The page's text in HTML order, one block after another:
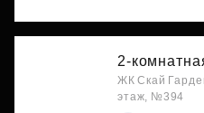
2-
ЖК Скай
этаж, №394